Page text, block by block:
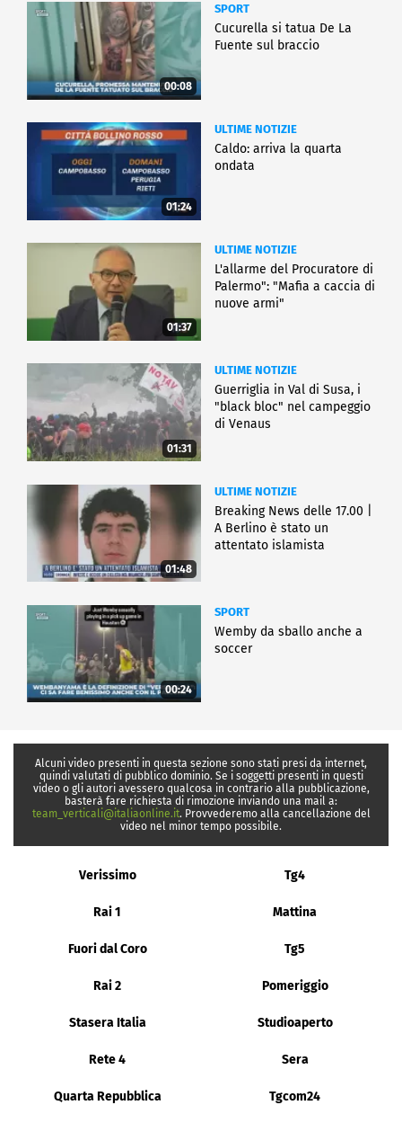
00:08
SPORT
Cucurella si tatua De La
Fuente sul braccio
01:24
ULTIME NOTIZIE
Caldo: arriva la quarta
ondata
01:37
ULTIME NOTIZIE
L'allarme del Procuratore di
Palermo": "Mafia a caccia di
nuove armi"
01:31
ULTIME NOTIZIE
Guerriglia in Val di Susa, i
"black bloc" nel campeggio
di Venaus
01:48
ULTIME NOTIZIE
Breaking News delle 17.00 |
A Berlino è stato un
attentato islamista
00:24
SPORT
Wemby da sballo anche a
soccer
Alcuni video presenti in questa sezione sono stati presi da internet,
quindi valutati di pubblico dominio. Se i soggetti presenti in questi
video o gli autori avessero qualcosa in contrario alla pubblicazione,
basterà fare richiesta di rimozione inviando una mail a:
team_verticali@italiaonline.it. Provvederemo alla cancellazione del
video nel minor tempo possibile.
Verissimo Tg4
Rai 1 Mattina
Fuori dal Coro Tg5
Rai 2 Pomeriggio
Stasera Italia Studioaperto
Rete 4 Sera
Quarta Repubblica Tgcom24